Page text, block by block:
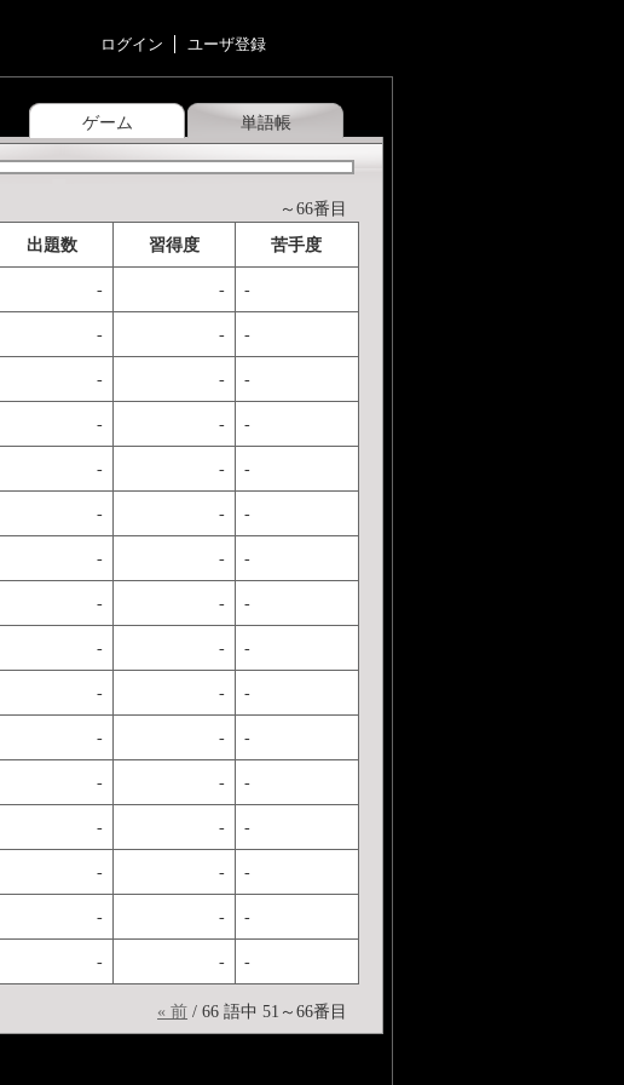
ログイン ユーザ登録
ゲーム 単語帳
～66番目
出題数 習得度 苦手度
- - -
- - -
- - -
- - -
- - -
- - -
- - -
- - -
- - -
- - -
- - -
- - -
- - -
- - -
- - -
- - -
« 前 / 66 語中 51～66番目